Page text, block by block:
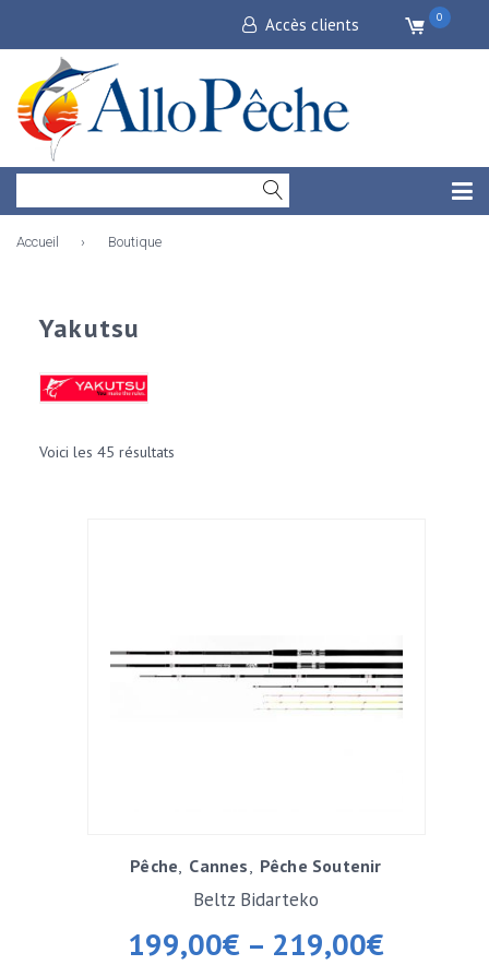
Accès clients 0
Accueil › Boutique
Yakutsu
Voici les 45 résultats
Pêche Cannes Pêche Soutenir
199,00€ – 219,00€
Beltz Bidarteko